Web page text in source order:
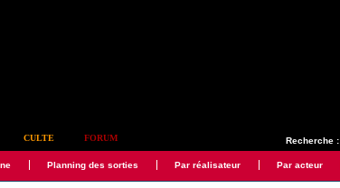
Recherche :
CULTE FORUM
Planning des sorties Par réalisateur Par acteur